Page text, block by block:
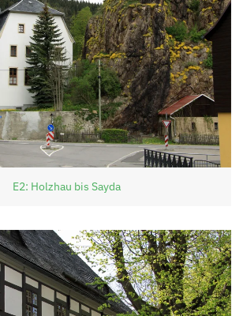
E2: Holzhau bis Sayda